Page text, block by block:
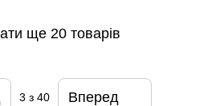
ще 20 товарів
3 з 40 Вперед